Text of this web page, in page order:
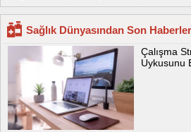
Sağlık Dünyasından Son Haberler
Çalışma
Uykusunu